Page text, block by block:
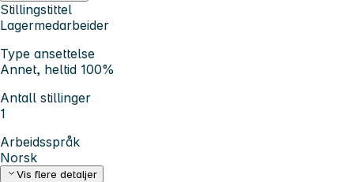
Stillingstittel
Lagermedarbeider
Type ansettelse
Annet, heltid 100%
Antall stillinger
1
Arbeidsspråk
Norsk
Vis flere detaljer